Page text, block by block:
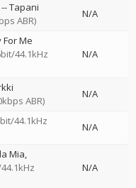
--Tapani
ABR)
N/A
Me
44.1kHz
N/A
ABR)
N/A
44.1kHz
N/A
Mia,
N/A